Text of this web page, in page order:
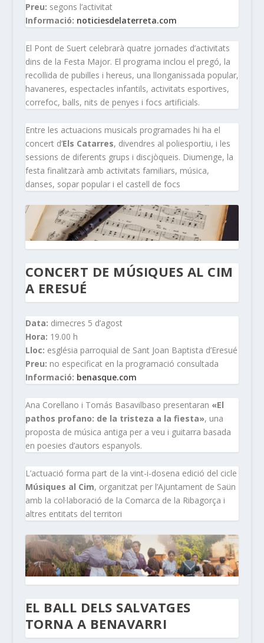
Preu: segons l’activitat
Informació: noticiesdelaterreta.com
El Pont de Suert celebrarà quatre jornades d’activitats
dins de la Festa Major. El programa inclou el pregó, la
recollida de pubilles i hereus, una llonganissada popular,
havaneres, espectacles infantils, activitats esportives,
correfoc, balls, nits de penyes i focs artificials.
Entre les actuacions musicals programades hi ha el
concert d’Els Catarres, divendres al poliesportiu, i les
sessions de diferents grups i discjòqueis. Diumenge, la
festa finalitzarà amb activitats familiars, música,
danses, sopar popular i el castell de focs
CONCERT DE MÚSIQUES AL CIM
A ERESUÉ
Data: dimecres 5 d’agost
Hora: 19.00 h
Lloc: església parroquial de Sant Joan Baptista d’Eresué
Preu: no especificat en la programació consultada
Informació: benasque.com
Ana Corellano i Tomás Basavilbaso presentaran «El
pathos profano: de la tristeza a la fiesta», una
proposta de música antiga per a veu i guitarra basada
en poesies d’autors espanyols.
L’actuació forma part de la vint-i-dosena edició del cicle
Músiques al Cim, organitzat per l’Ajuntament de Saün
amb la col·laboració de la Comarca de la Ribagorça i
altres entitats del territori
EL BALL DELS SALVATGES
TORNA A BENAVARRI